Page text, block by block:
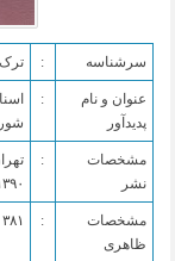
سرشناسه :
‏عنوان و نام
پديدآور
:
‏مشخصات
نشر
:
‏مشخصات
ظاهری
: